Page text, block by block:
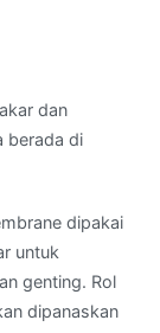
dan
berada di
dipakai
untuk
genting. Rol
dipanaskan